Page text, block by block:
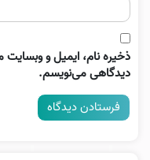
ذخیره نام، ایمیل و وبسایت
دیدگاهی می‌نویسم.